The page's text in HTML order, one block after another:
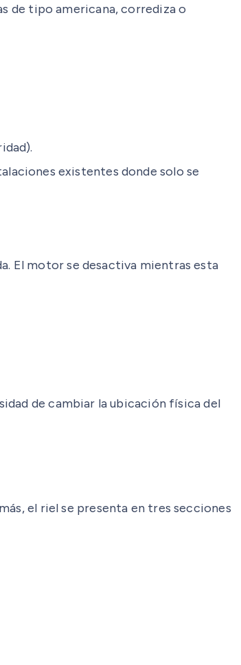
de tipo americana, corrediza o
existentes donde solo se
El motor se desactiva mientras esta
de cambiar la ubicación física del
el riel se presenta en tres secciones